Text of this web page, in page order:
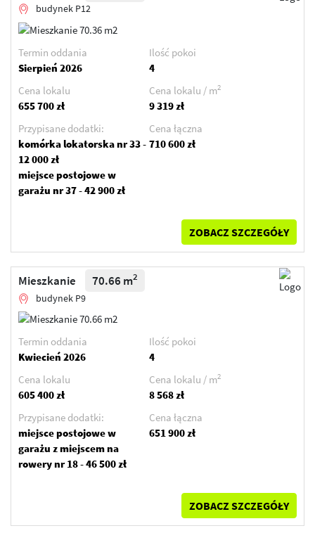
budynek P12
Termin oddania
Sierpień 2026
Ilość pokoi
4
Cena lokalu
655 700 zł
Cena lokalu / m2
9 319 zł
Przypisane dodatki:
komórka lokatorska nr 33 -
12 000 zł
miejsce postojowe w
garażu nr 37 - 42 900 zł
Cena łączna
710 600 zł
ZOBACZ SZCZEGÓŁY
Mieszkanie 70.66 m2
budynek P9
Termin oddania
Kwiecień 2026
Ilość pokoi
4
Cena lokalu
605 400 zł
Cena lokalu / m2
8 568 zł
Przypisane dodatki:
miejsce postojowe w
garażu z miejscem na
rowery nr 18 - 46 500 zł
Cena łączna
651 900 zł
ZOBACZ SZCZEGÓŁY